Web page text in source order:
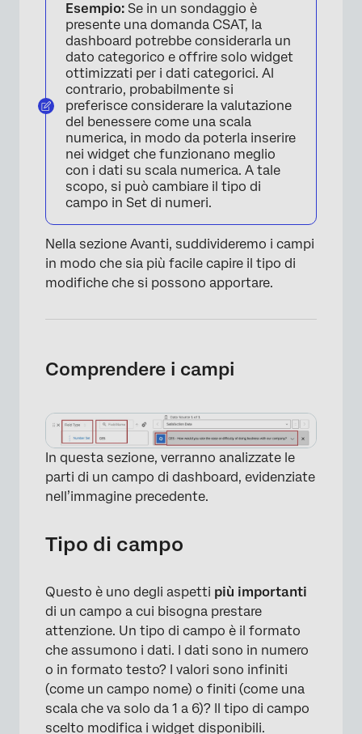
Esempio: Se in un sondaggio è
presente una domanda CSAT, la
dashboard potrebbe considerarla un
dato categorico e offrire solo widget
ottimizzati per i dati categorici. Al
contrario, probabilmente si
preferisce considerare la valutazione
del benessere come una scala
numerica, in modo da poterla inserire
nei widget che funzionano meglio
con i dati su scala numerica. A tale
scopo, si può cambiare il tipo di
campo in Set di numeri.
Nella sezione Avanti, suddivideremo i campi
in modo che sia più facile capire il tipo di
modifiche che si possono apportare.
Comprendere i campi
In questa sezione, verranno analizzate le
parti di un campo di dashboard, evidenziate
nell’immagine precedente.
Tipo di campo
Questo è uno degli aspetti più importanti
di un campo a cui bisogna prestare
attenzione. Un tipo di campo è il formato
che assumono i dati. I dati sono in numero
o in formato testo? I valori sono infiniti
(come un campo nome) o finiti (come una
scala che va solo da 1 a 6)? Il tipo di campo
scelto modifica i widget disponibili.